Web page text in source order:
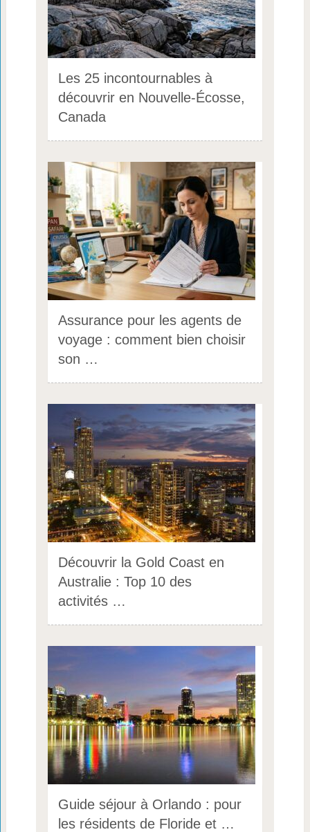
Les 25 incontournables à
découvrir en Nouvelle-Écosse,
Canada
Assurance pour les agents de
voyage : comment bien choisir
son …
Découvrir la Gold Coast en
Australie : Top 10 des
activités …
Guide séjour à Orlando : pour
les résidents de Floride et …